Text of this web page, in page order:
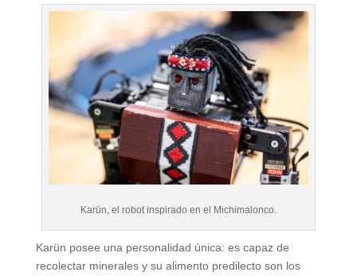
Karün, el robot inspirado en el Michimalonco.
Karün posee una personalidad única: es capaz de
recolectar minerales y su alimento predilecto son los